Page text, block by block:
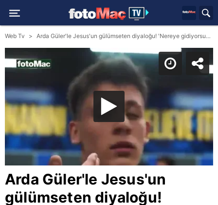
Web Tv Arda Güler'le Jesus'un gülümseten diyaloğu! 'Nereye gidiyorsun?'
Arda Güler'le Jesus'un
gülümseten diyaloğu!